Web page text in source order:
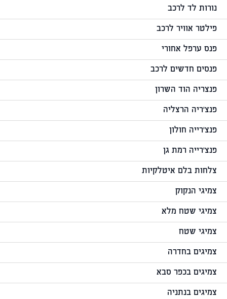
נורות לד לרכב
פילטר אוויר לרכב
פנס ערפל אחורי
פנסים חדשים לרכב
פנצריה הוד השרון
פנצ'ריה הרצליה
פנצ'רייה חולון
פנצ'רייה רמת גן
צלחות בלם איטלקיות
צמיגי הנקוק
צמיגי שטח מלא
צמיגי שטח
צמיגים בחדרה
צמיגים בכפר סבא
צמיגים בנתניה